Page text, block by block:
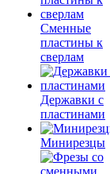
Сменные
пластины к
сверлам
Державки с
пластинами
Минирезцы